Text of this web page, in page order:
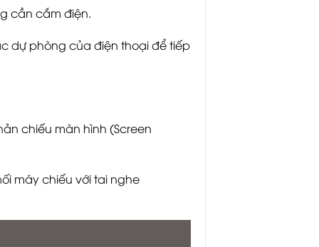
cần cắm điện.
dự phòng của điện thoại để tiếp
chiếu màn hình (Screen
máy chiếu với tai nghe